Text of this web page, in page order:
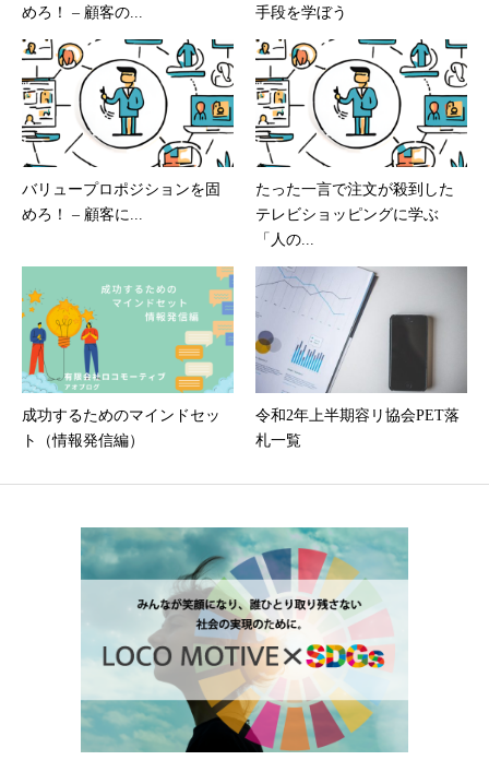
めろ！ – 顧客の...
手段を学ぼう
バリュープロポジションを固
めろ！ – 顧客に...
たった一言で注文が殺到した
テレビショッピングに学ぶ
「人の...
成功するためのマインドセッ
ト（情報発信編）
令和2年上半期容リ協会PET落
札一覧